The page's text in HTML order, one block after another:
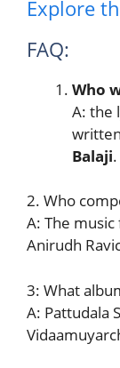
Explore
FAQ:
Who
A: the
Balaji.
2. Who
A: The
Anirudh
3: What
A: Pattudala